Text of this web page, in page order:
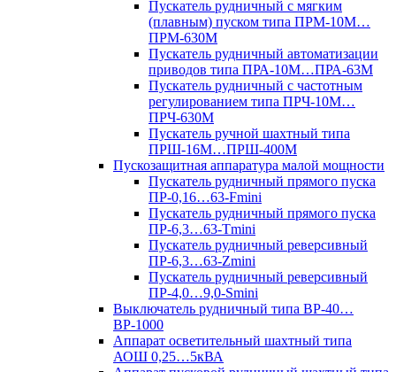
Пускатель рудничный с мягким
(плавным) пуском типа ПРМ-10М…
ПРМ-630М
Пускатель рудничный автоматизации
приводов типа ПРА-10М…ПРА-63М
Пускатель рудничный с частотным
регулированием типа ПРЧ-10М…
ПРЧ-630М
Пускатель ручной шахтный типа
ПРШ-16М…ПРШ-400М
Пускозащитная аппаратура малой мощности
Пускатель рудничный прямого пуска
ПР-0,16…63-Fmini
Пускатель рудничный прямого пуска
ПР-6,3…63-Tmini
Пускатель рудничный реверсивный
ПР-6,3…63-Zmini
Пускатель рудничный реверсивный
ПР-4,0…9,0-Smini
Выключатель рудничный типа ВР-40…
ВР-1000
Аппарат осветительный шахтный типа
АОШ 0,25…5кВА